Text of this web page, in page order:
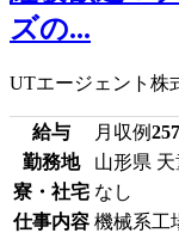
ズの...
UTエージェント株
給与 月収例
勤務地
山形県
寮・社宅 なし
仕事内容 機械系工